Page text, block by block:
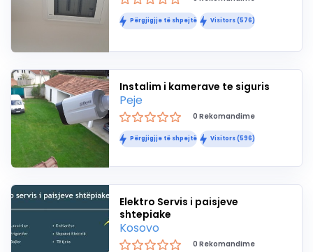
Përgjigjje të shpejtë Visitors (576)
Instalim i kamerave te siguris
Peje
0 Rekomandime
Përgjigjje të shpejtë Visitors (596)
Elektro Servis i paisjeve
shtepiake
Kosovo
0 Rekomandime